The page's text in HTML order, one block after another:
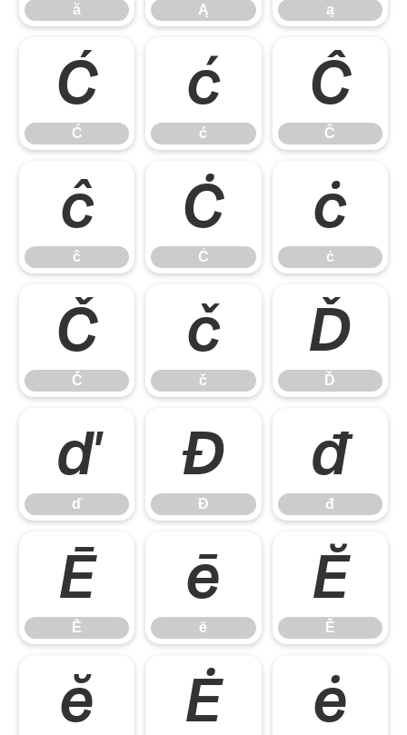
ă Ą ą
Ć
Ć
ć
ć
Ĉ
Ĉ
ĉ
ĉ
Ċ
Ċ
ċ
ċ
Č
Č
č
č
Ď
Ď
ď
ď
Đ
Đ
đ
đ
Ē
Ē
ē
ē
Ĕ
Ĕ
ĕ Ė ė